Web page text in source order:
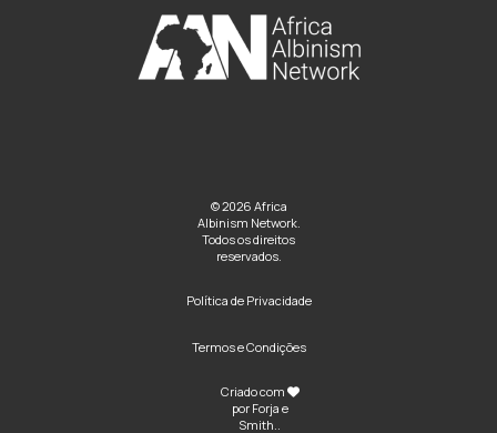
© 2026 Africa
Albinism Network.
Todos os direitos
reservados.
Política de Privacidade
Termos e Condições
Criado com
por Forja e
Smith